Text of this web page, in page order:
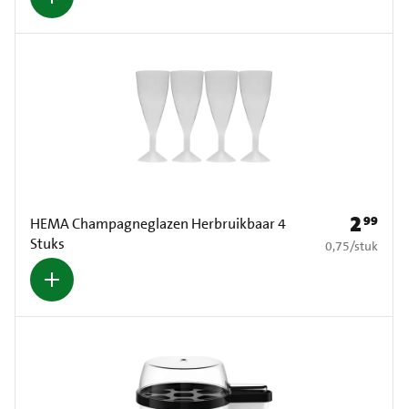
HEMA Champagneglazen Herbruikbaar 4
Stuks
Prijs: €
299
€ 0,75 per stuk
0,75/stuk